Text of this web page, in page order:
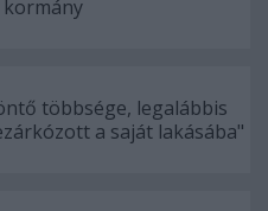
kormány
többsége, legalábbis
a saját lakásába"